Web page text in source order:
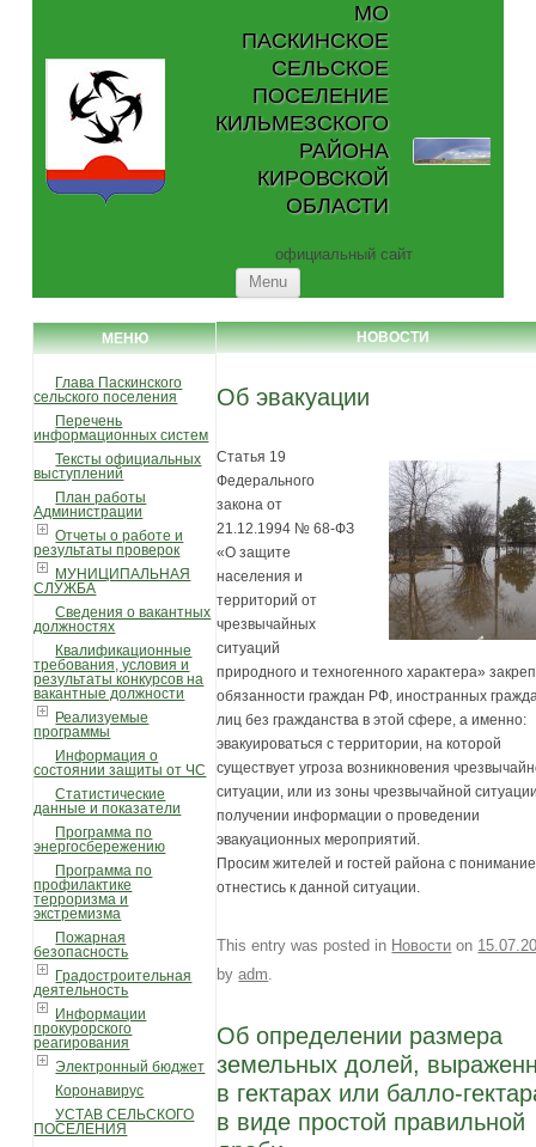
МО
ПАСКИНСКОЕ
СЕЛЬСКОЕ
ПОСЕЛЕНИЕ
КИЛЬМЕЗСКОГО
РАЙОНА
КИРОВСКОЙ
ОБЛАСТИ
официальный сайт
Menu
МЕНЮ
Глава Паскинского
сельского поселения
Перечень
информационных систем
Тексты официальных
выступлений
План работы
Администрации
Отчеты о работе и
результаты проверок
МУНИЦИПАЛЬНАЯ
СЛУЖБА
Сведения о вакантных
должностях
Квалификационные
требования, условия и
результаты конкурсов на
вакантные должности
Реализуемые
программы
Информация о
состоянии защиты от ЧС
Статистические
данные и показатели
Программа по
энергосбережению
Программа по
профилактике
терроризма и
экстремизма
Пожарная
безопасность
Градостроительная
деятельность
Информации
прокурорского
реагирования
Электронный бюджет
Коронавирус
УСТАВ СЕЛЬСКОГО
ПОСЕЛЕНИЯ
НОВОСТИ
Об эвакуации
Статья 19
Федерального
закона от
21.12.1994 № 68-ФЗ
«О защите
населения и
территорий от
чрезвычайных
ситуаций
природного и техногенного характера»
обязанности граждан РФ, иностранных
лиц без гражданства в этой сфере, а именно:
эвакуироваться с территории, на которой
существует угроза возникновения
ситуации, или из зоны чрезвычайной
получении информации о проведении
эвакуационных мероприятий.
Просим жителей и гостей района с
отнестись к данной ситуации.
This entry was posted in Новости on
byadm
Об определении размера
земельных долей,
в гектарах или балло-
в виде простой правильной